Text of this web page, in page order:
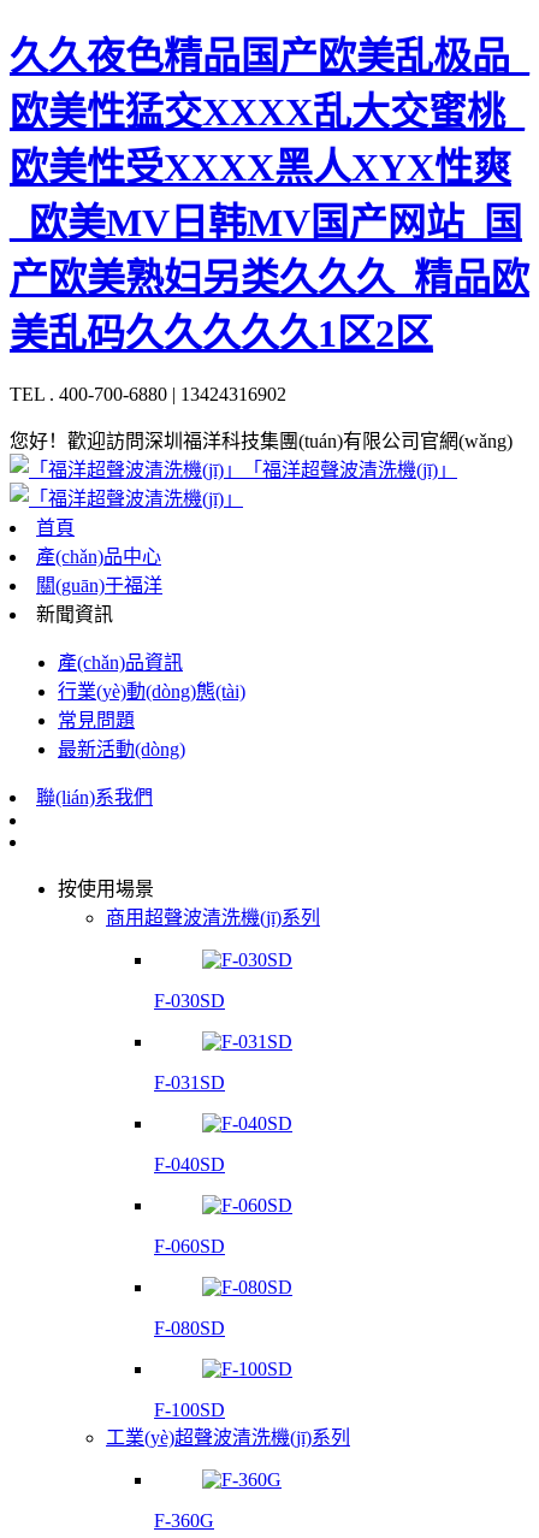
久久夜色精品国产欧美乱极品_
欧美性猛交XXXX乱大交蜜桃_
欧美性受XXXX黑人XYX性爽
_欧美MV日韩MV国产网站_国
产欧美熟妇另类久久久_精品欧
美乱码久久久久久1区2区
TEL . 400-700-6880 | 13424316902
您好！歡迎訪問深圳福洋科技集團(tuán)有限公司官網(wǎng)
「福洋超聲波清洗機(jī)」
首頁
產(chǎn)品中心
關(guān)于福洋
新聞資訊
產(chǎn)品資訊
行業(yè)動(dòng)態(tài)
常見問題
最新活動(dòng)
聯(lián)系我們
按使用場景
商用超聲波清洗機(jī)系列
F-030SD
F-031SD
F-040SD
F-060SD
F-080SD
F-100SD
工業(yè)超聲波清洗機(jī)系列
F-360G